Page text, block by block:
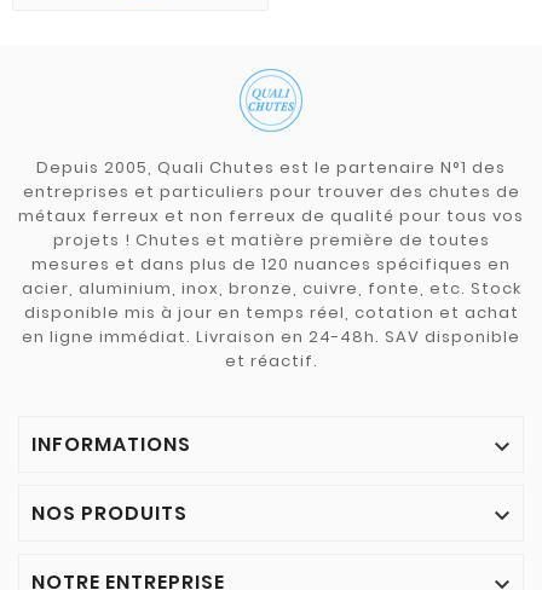
Depuis 2005, Quali Chutes est le partenaire N°1 des
entreprises et particuliers pour trouver des chutes de
métaux ferreux et non ferreux de qualité pour tous vos
projets ! Chutes et matière première de toutes
mesures et dans plus de 120 nuances spécifiques en
acier, aluminium, inox, bronze, cuivre, fonte, etc. Stock
disponible mis à jour en temps réel, cotation et achat
en ligne immédiat. Livraison en 24-48h. SAV disponible
et réactif.
INFORMATIONS 
NOS PRODUITS 
NOTRE ENTREPRISE